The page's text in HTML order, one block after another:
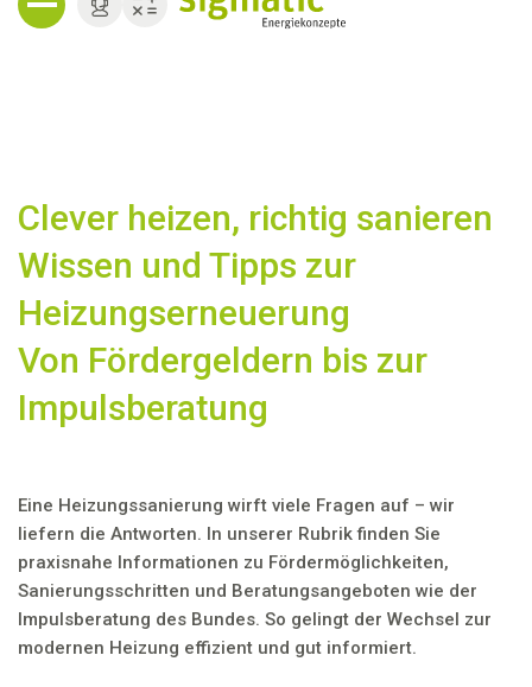
Clever heizen, richtig sanieren
Wissen und Tipps zur
Heizungserneuerung
Von Fördergeldern bis zur
Impulsberatung
Eine Heizungssanierung wirft viele Fragen auf – wir
liefern die Antworten. In unserer Rubrik finden Sie
praxisnahe Informationen zu Fördermöglichkeiten,
Sanierungsschritten und Beratungsangeboten wie der
Impulsberatung des Bundes. So gelingt der Wechsel zur
modernen Heizung effizient und gut informiert.